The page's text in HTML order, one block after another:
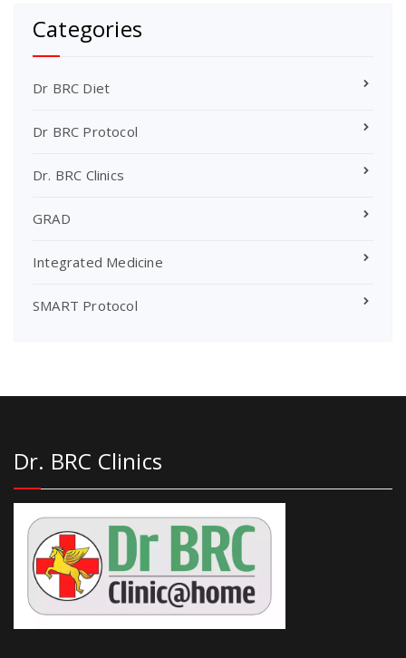
Categories
Dr BRC Diet
Dr BRC Protocol
Dr. BRC Clinics
GRAD
Integrated Medicine
SMART Protocol
Dr. BRC Clinics